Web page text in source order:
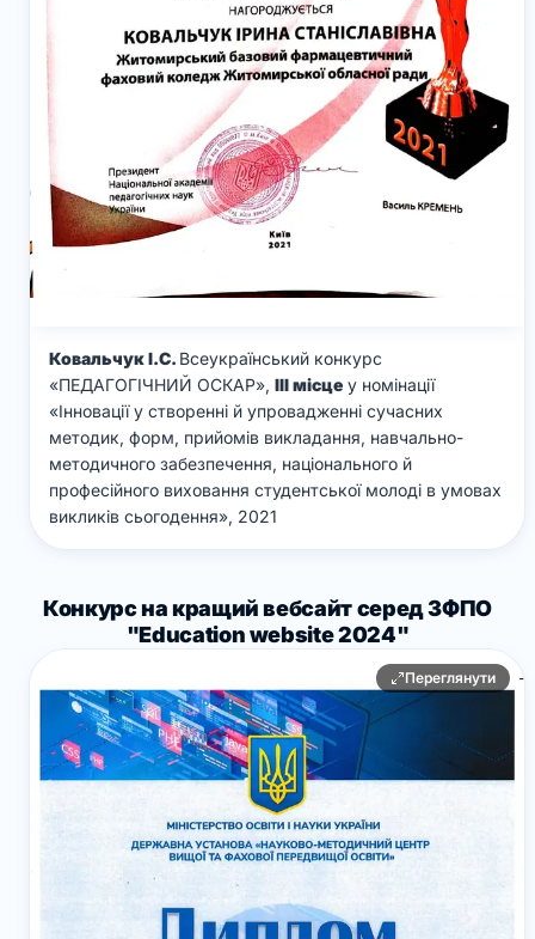
Ковальчук І.С. Всеукраїнський конкурс
«ПЕДАГОГІЧНИЙ ОСКАР», ІІІ місце у номінації
«Інновації у створенні й упровадженні сучасних
методик, форм, прийомів викладання, навчально-
методичного забезпечення, національного й
професійного виховання студентської молоді в умовах
викликів сьогодення», 2021
Конкурс на кращий вебсайт серед ЗФПО
"Education website 2024"
Переглянути